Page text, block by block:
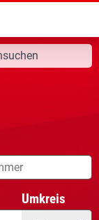
Umkreis